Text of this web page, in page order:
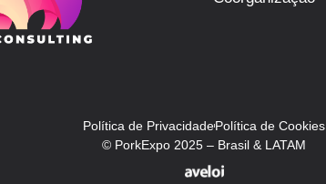
Política de PrivacidadePolítica de Cookies
© PorkExpo 2025 – Brasil & LATAM